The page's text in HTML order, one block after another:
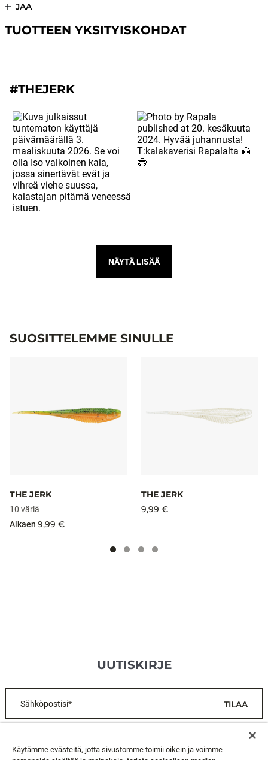
JAA
TUOTTEEN YKSITYISKOHDAT
#THEJERK
NÄYTÄ LISÄÄ
SUOSITTELEMME SINULLE
THE JERK
10 väriä
Alkaen 9,99 €
THE JERK
9,99 €
UUTISKIRJE
Sähköpostisi* TILAA
ASIAKASPALVELU
Käytämme evästeitä, jotta sivustomme toimii oikein ja voimme